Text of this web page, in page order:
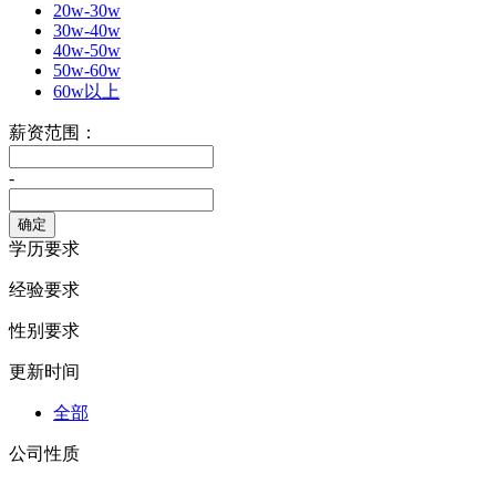
20w-30w
30w-40w
40w-50w
50w-60w
60w以上
薪资范围：
-
学历要求
经验要求
性别要求
更新时间
全部
公司性质